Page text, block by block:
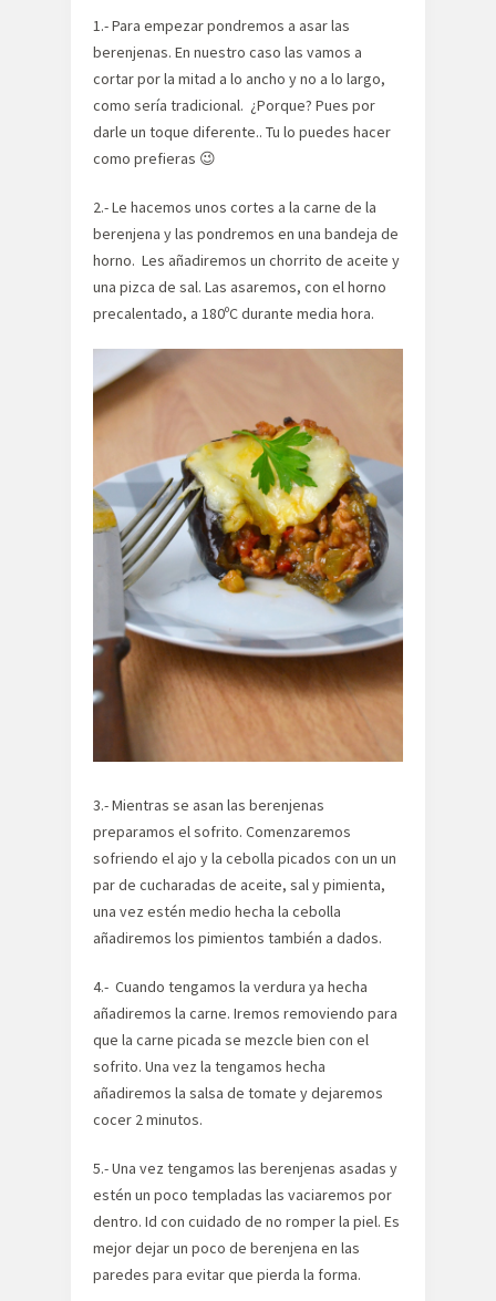
1.- Para empezar pondremos a asar las
berenjenas. En nuestro caso las vamos a
cortar por la mitad a lo ancho y no a lo largo,
como sería tradicional. ¿Porque? Pues por
darle un toque diferente.. Tu lo puedes hacer
como prefieras 😉
2.- Le hacemos unos cortes a la carne de la
berenjena y las pondremos en una bandeja de
horno. Les añadiremos un chorrito de aceite y
una pizca de sal. Las asaremos, con el horno
precalentado, a 180ºC durante media hora.
3.- Mientras se asan las berenjenas
preparamos el sofrito. Comenzaremos
sofriendo el ajo y la cebolla picados con un un
par de cucharadas de aceite, sal y pimienta,
una vez estén medio hecha la cebolla
añadiremos los pimientos también a dados.
4.- Cuando tengamos la verdura ya hecha
añadiremos la carne. Iremos removiendo para
que la carne picada se mezcle bien con el
sofrito. Una vez la tengamos hecha
añadiremos la salsa de tomate y dejaremos
cocer 2 minutos.
5.- Una vez tengamos las berenjenas asadas y
estén un poco templadas las vaciaremos por
dentro. Id con cuidado de no romper la piel. Es
mejor dejar un poco de berenjena en las
paredes para evitar que pierda la forma.